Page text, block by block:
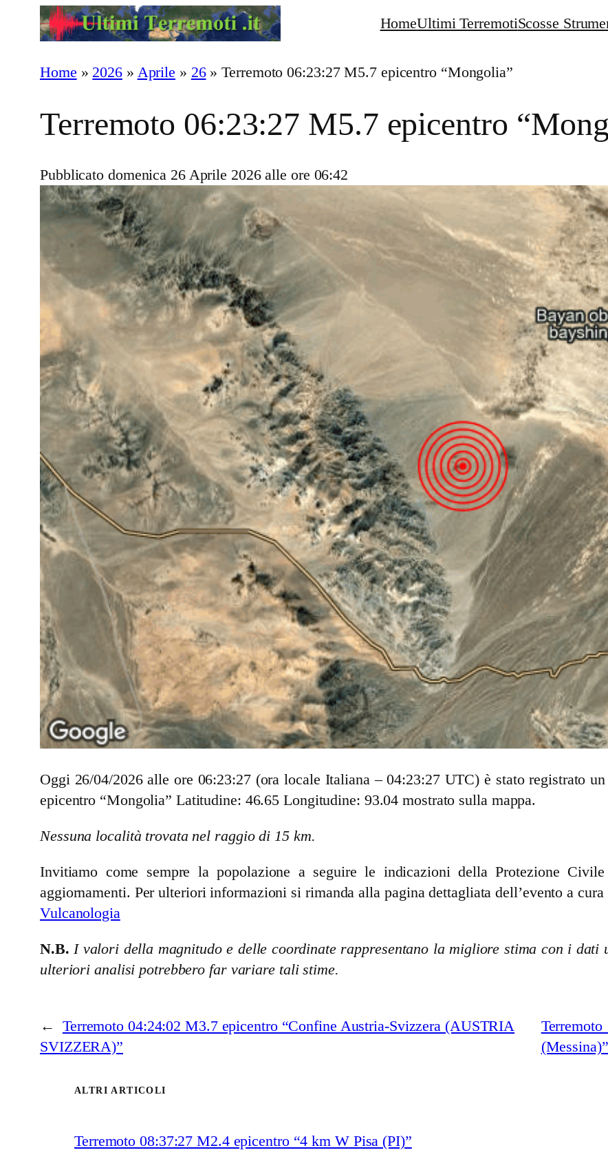
HomeUltimi TerremotiScosse
Home » 2026» Aprile » 26»Terremoto 06:23:27 M5.7 epicentro “Mongolia”
Terremoto 06:23:27 M5.7 epicentro
Pubblicato domenica 26 Aprile 2026 alle ore 06:42
Oggi 26/04/2026 alle ore 06:23:27 (ora locale Italiana – 04:23:27 UTC) è stato registrato
epicentro “Mongolia” Latitudine: 46.65 Longitudine: 93.04 mostrato sulla mappa.
Nessuna località trovata nel raggio di 15 km.
Invitiamo come sempre la popolazione a seguire le indicazioni della Protezione
aggiornamenti. Per ulteriori informazioni si rimanda alla pagina dettagliata dell’evento a cura
Vulcanologia
N.B. I valori della magnitudo e delle coordinate rappresentano la migliore stima con i
ulteriori analisi potrebbero far variare tali stime.
← Terremoto 04:24:02 M3.7 epicentro “Confine Austria-Svizzera (AUSTRIA
SVIZZERA)”
(Messina)”
ALTRI ARTICOLI
Terremoto 08:37:27 M2.4 epicentro “4 km W Pisa (PI)”